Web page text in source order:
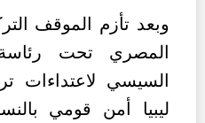
وبعد تأزم الموقف
المصري تحت رئاسة
السيسي لاعتداءات
ليبيا أمن قومي